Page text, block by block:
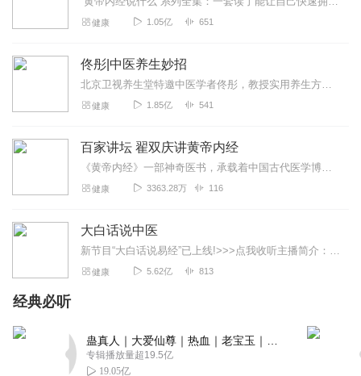
健康 1.05亿 651
佟彤|中医养生妙招
北京卫视养生堂特邀中医学者佟彤，教授实用养生方法。点击“订阅”，获取课程最新情况。更多养生资讯请关注公众号“健康新佟学”！【节目推荐】《佟彤：中医健康自测自理5...
健康 1.85亿 541
百家讲坛 翟双庆讲黄帝内经
《黄帝内经》一部神奇医书，承载着中国古代医学博大精深与辉煌，历经两千多年的沉淀，依旧闪耀着璀璨光芒，与西方医学相比，这部来自东方古国医学经典，在对人身认识上究竟...
健康 3363.28万 116
大白话说中医
新节目“大白话说易经”已上线!>>>点我收听主播简介：郭亚宁，毕业于陕西中医药大学，师承著名中医专家吴大真，是中医泰斗秦伯未的再传弟子。跟随陕西中医药大学中西...
健康 5.62亿 813
经典必听
专辑播放量超19.5亿
19.05亿